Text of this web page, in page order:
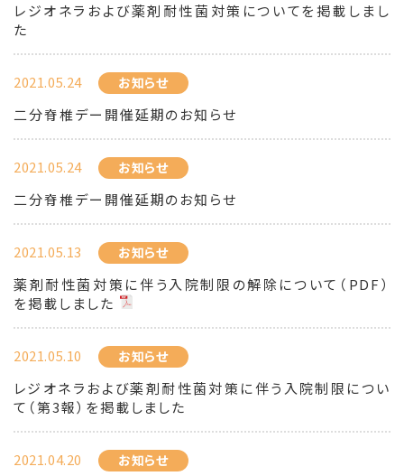
レジオネラおよび薬剤耐性菌対策についてを掲載しまし
た
2021.05.24 お知らせ
二分脊椎デー開催延期のお知らせ
2021.05.24 お知らせ
二分脊椎デー開催延期のお知らせ
2021.05.13 お知らせ
薬剤耐性菌対策に伴う入院制限の解除について（PDF）
を掲載しました
2021.05.10 お知らせ
レジオネラおよび薬剤耐性菌対策に伴う入院制限につい
て（第3報）を掲載しました
2021.04.20 お知らせ